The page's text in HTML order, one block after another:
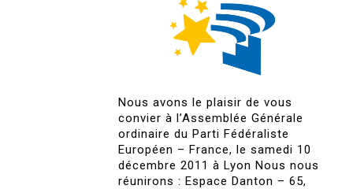
Nous avons le plaisir de vous
convier à l’Assemblée Générale
ordinaire du Parti Fédéraliste
Européen – France, le samedi 10
décembre 2011 à Lyon Nous nous
réunirons : Espace Danton – 65,